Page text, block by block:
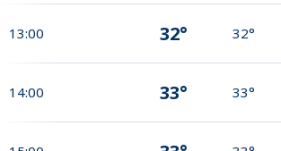
13:00 32° 32°
14:00 33° 33°